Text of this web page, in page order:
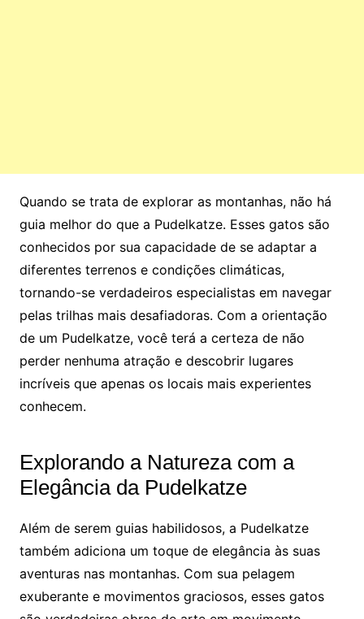
Quando se trata de explorar as montanhas, não há
guia melhor do que a Pudelkatze. Esses gatos são
conhecidos por sua capacidade de se adaptar a
diferentes terrenos e condições climáticas,
tornando-se verdadeiros especialistas em navegar
pelas trilhas mais desafiadoras. Com a orientação
de um Pudelkatze, você terá a certeza de não
perder nenhuma atração e descobrir lugares
incríveis que apenas os locais mais experientes
conhecem.
Explorando a Natureza com a
Elegância da Pudelkatze
Além de serem guias habilidosos, a Pudelkatze
também adiciona um toque de elegância às suas
aventuras nas montanhas. Com sua pelagem
exuberante e movimentos graciosos, esses gatos